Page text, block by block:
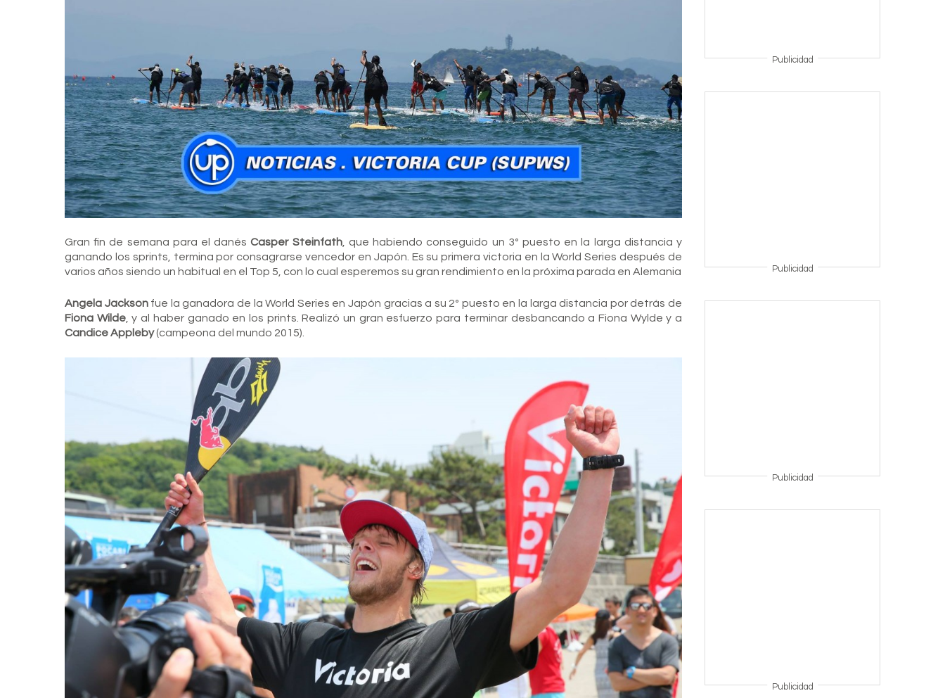
Gran fin de semana para el danésCasper Steinfath, que habiendo conseguido un 3º puesto en la larga distancia y
ganando los sprints, termina por consagrarse vencedor en Japón. Es su primera victoria en la World Series después de
varios años siendo un habitual en el Top 5, con lo cual esperemos su gran rendimiento en la próxima parada en Alemania
Angela Jacksonfue la ganadora de la World Series en Japón gracias a su 2º puesto en la larga distancia por detrás de
Fiona Wilde, y al haber ganado en los prints. Realizó un gran esfuerzo para terminar desbancando a Fiona Wylde y a
Candice Appleby(campeona del mundo 2015).
Publicidad
Publicidad
Publicidad
Publicidad